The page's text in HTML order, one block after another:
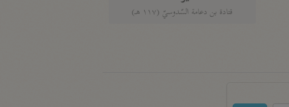
قتادة بن دعامة السّدوسيّ (١١٧ هـ)